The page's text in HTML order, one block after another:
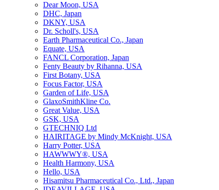
Dear Moon, USA
DHC, Japan
DKNY, USA
Dr. Scholl's, USA
Earth Pharmaceutical Co., Japan
Equate, USA
FANCL Corporation, Japan
Fenty Beauty by Rihanna, USA
First Botany, USA
Focus Factor, USA
Garden of Life, USA
GlaxoSmithKline Co.
Great Value, USA
GSK, USA
GTECHNIQ Ltd
HAIRITAGE by Mindy McKnight, USA
Harry Potter, USA
HAWWWY®, USA
Health Harmony, USA
Hello, USA
Hisamitsu Pharmaceutical Co., Ltd., Japan